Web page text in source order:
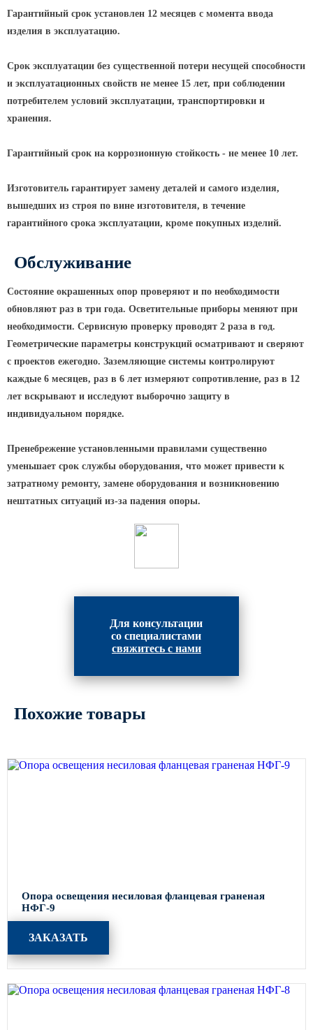
Световые комплексы
Стойка паркового светильника
Парковые опоры декоративные
Парковые светильники
Уличные торшерные светильники
Парковые прожекторы
Архитектурная подсветка
ограждений
Светильники специального
назначения
Уличные фонари 2 метра
Уличные фонари 1 метр
Антивандальные светильники и
Гарантийный срок установлен 12 месяцев с момента ввода
изделия в эксплуатацию.
Срок эксплуатации без существенной потери несущей способности
и эксплуатационных свойств не менее 15 лет, при соблюдении
потребителем условий эксплуатации, транспортировки и
хранения.
Гарантийный срок на коррозионную стойкость - не менее 10 лет.
Изготовитель гарантирует замену деталей и самого изделия,
вышедших из строя по вине изготовителя, в течение
гарантийного срока эксплуатации, кроме покупных изделий.
Обслуживание
Состояние окрашенных опор проверяют и по необходимости
обновляют раз в три года. Осветительные приборы меняют при
необходимости. Сервисную проверку проводят 2 раза в год.
Геометрические параметры конструкций осматривают и сверяют
с проектов ежегодно. Заземляющие системы контролируют
каждые 6 месяцев, раз в 6 лет измеряют сопротивление, раз в 12
лет вскрывают и исследуют выборочно защиту в
индивидуальном порядке.
Пренебрежение установленными правилами существенно
уменьшает срок службы оборудования, что может привести к
затратному ремонту, замене оборудования и возникновению
нештатных ситуаций из-за падения опоры.
Для консультации
со специалистами
свяжитесь с нами
Похожие товары
Опора освещения несиловая фланцевая граненая
НФГ-9
ЗАКАЗАТЬ